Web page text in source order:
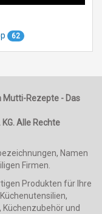
62
Mutti-Rezepte - Das
Alle Rechte
Namen
Firmen.
Produkten für Ihre
Küchenzubehör und